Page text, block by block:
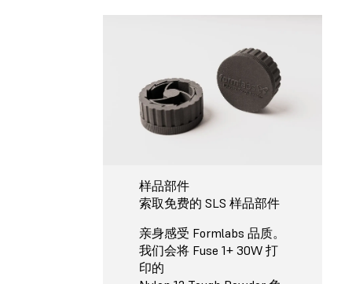
样品部件
索取免费的 SLS 样品部件
亲身感受 Formlabs 品质。
我们会将 Fuse 1+ 30W 打
印的